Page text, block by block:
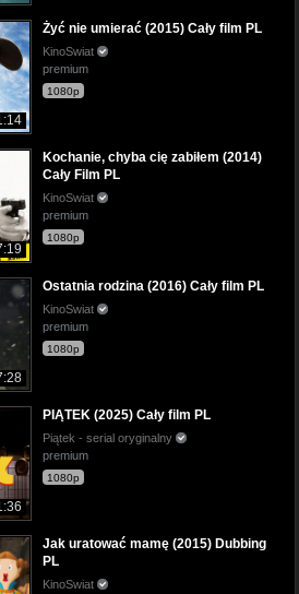
Żyć nie umierać (2015) Cały film PL
KinoSwiat
premium
1080p
Kochanie, chyba cię zabiłem (2014)
Cały Film PL
KinoSwiat
premium
1080p
Ostatnia rodzina (2016) Cały film PL
KinoSwiat
premium
1080p
PIĄTEK (2025) Cały film PL
Piątek - serial oryginalny
premium
1080p
Jak uratować mamę (2015) Dubbing
PL
KinoSwiat